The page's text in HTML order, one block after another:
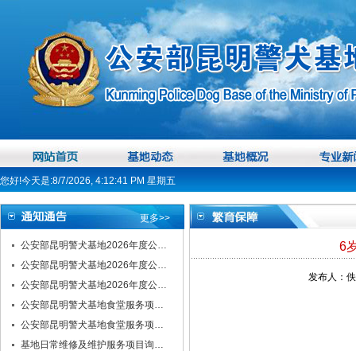
您好!今天是:8/7/2026, 4:12:42 PM 星期五
更多>>
公安部昆明警犬基地2026年度公…
公安部昆明警犬基地2026年度公…
公安部昆明警犬基地2026年度公…
公安部昆明警犬基地食堂服务项…
公安部昆明警犬基地食堂服务项…
基地日常维修及维护服务项目询…
6
发布人：